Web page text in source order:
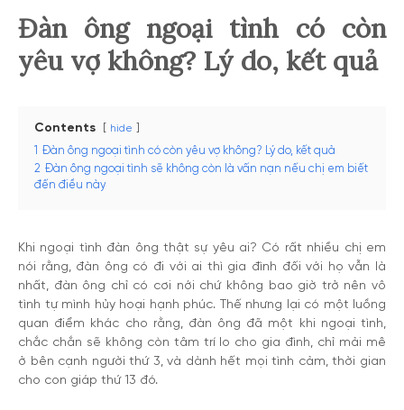
Đàn ông ngoại tình có còn
yêu vợ không? Lý do, kết quả
Contents hide
Đàn ông ngoại tình có còn yêu vợ không? Lý do, kết quả
2 Đàn ông ngoại tình sẽ không còn là vấn nạn nếu chị em biết
đến điều này
Khi ngoại tình đàn ông thật sự yêu ai? Có rất nhiều chị em
nói rằng, đàn ông có đi với ai thì gia đình đối với họ vẫn là
nhất, đàn ông chỉ có cơi nới chứ không bao giờ trở nên vô
tình tự mình hủy hoại hạnh phúc. Thế nhưng lại có một luồng
quan điểm khác cho rằng, đàn ông đã một khi ngoại tình,
chắc chắn sẽ không còn tâm trí lo cho gia đình, chỉ mải mê
ở bên cạnh người thứ 3, và dành hết mọi tình cảm, thời gian
cho con giáp thứ 13 đó.